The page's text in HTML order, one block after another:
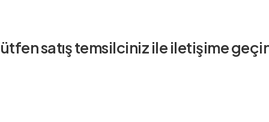
satış temsilciniz ile iletişime